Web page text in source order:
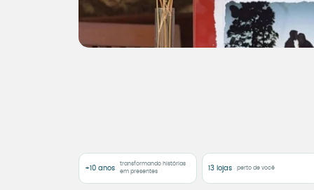
+10 anos
transformando histórias
em presentes
13 lojas perto de você